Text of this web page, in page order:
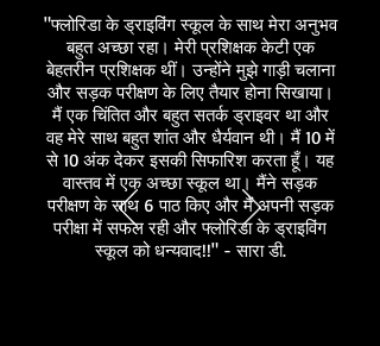
"फ्लोरिडा के ड्राइविंग स्कूल के साथ मेरा अनुभव
बहुत अच्छा रहा। मेरी प्रशिक्षक केटी एक
बेहतरीन प्रशिक्षक थीं। उन्होंने मुझे गाड़ी चलाना
और सड़क परीक्षण के लिए तैयार होना सिखाया।
मैं एक चिंतित और बहुत सतर्क ड्राइवर था और
वह मेरे साथ बहुत शांत और धैर्यवान थी। मैं 10 में
से 10 अंक देकर इसकी सिफारिश करता हूँ। यह
वास्तव में एक अच्छा स्कूल था। मैंने सड़क
परीक्षण के साथ 6 पाठ किए और मैं अपनी सड़क
परीक्षा में सफल रही और फ्लोरिडा के ड्राइविंग
स्कूल को धन्यवाद!!" - सारा डी.